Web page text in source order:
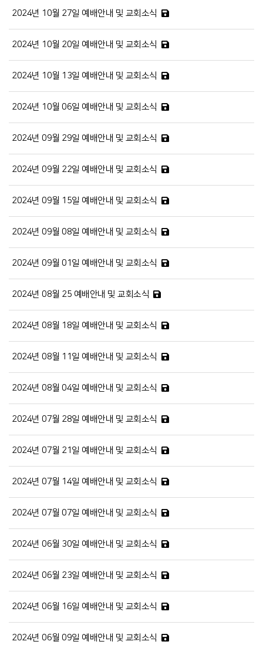
2024년 10월 27일 예배안내 및 교회소식
2024년 10월 20일 예배안내 및 교회소식
2024년 10월 13일 예배안내 및 교회소식
2024년 10월 06일 예배안내 및 교회소식
2024년 09월 29일 예배안내 및 교회소식
2024년 09월 22일 예배안내 및 교회소식
2024년 09월 15일 예배안내 및 교회소식
2024년 09월 08일 예배안내 및 교회소식
2024년 09월 01일 예배안내 및 교회소식
2024년 08월 25 예배안내 및 교회소식
2024년 08월 18일 예배안내 및 교회소식
2024년 08월 11일 예배안내 및 교회소식
2024년 08월 04일 예배안내 및 교회소식
2024년 07월 28일 예배안내 및 교회소식
2024년 07월 21일 예배안내 및 교회소식
2024년 07월 14일 예배안내 및 교회소식
2024년 07월 07일 예배안내 및 교회소식
2024년 06월 30일 예배안내 및 교회소식
2024년 06월 23일 예배안내 및 교회소식
2024년 06월 16일 예배안내 및 교회소식
2024년 06월 09일 예배안내 및 교회소식